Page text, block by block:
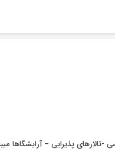
پذیرایی – آرایشگاها